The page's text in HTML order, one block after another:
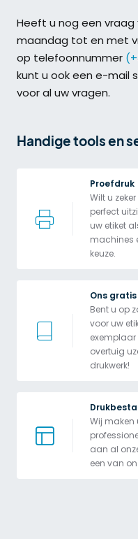
Heeft u nog een vraag
maandag tot en met
op telefoonnummer
kunt u ook een e-mail
voor al uw vragen.
Handige tools en
Proefdruk
Wilt u
perfect
uw etiket
machines
keuze.
Ons
Bent u op
voor uw
overtuig
drukwerk!
Wij maken
aan al
een van